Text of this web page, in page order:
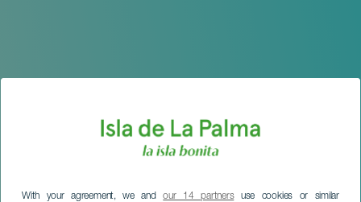
With your agreement, we andour 14 partnersuse cookies or similar